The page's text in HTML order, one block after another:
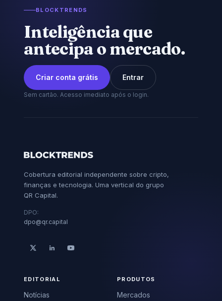
BLOCKTRENDS
Inteligência que
antecipa o mercado.
Criar conta grátis Entrar
Sem cartão. Acesso imediato após o login.
Cobertura editorial independente sobre cripto,
finanças e tecnologia. Uma vertical do grupo
QR Capital.
DPO:
dpo@qr.capital
EDITORIAL
Notícias
PRODUTOS
Mercados